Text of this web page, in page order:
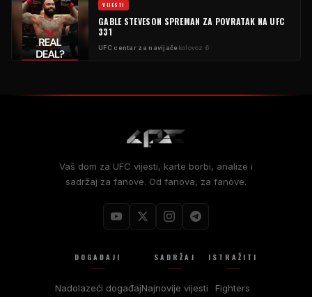
VIJESTI
GABLE STEVESON SPREMAN ZA POVRATAK NA UFC
331
UFC centar za navijačekolovoz 6
Vaš dom za UFC vijesti, karte borbi, analize i
sadržaj za fanove. Od fanova, za fanove.
DOGAĐAJI
Nadolazeći događaj
SADRŽAJ
Najnovije vijesti
ISTRAŽITI
Fighters